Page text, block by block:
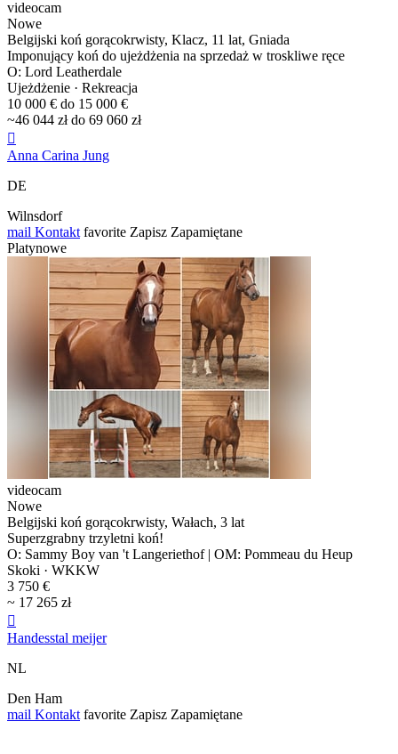
videocam
Nowe
Belgijski koń gorącokrwisty, Klacz, 11 lat, Gniada
Imponujący koń do ujeżdżenia na sprzedaż w troskliwe ręce
O: Lord Leatherdale
Ujeżdżenie · Rekreacja
10 000 € do 15 000 €
~46 044 zł do 69 060 zł

Anna Carina Jung
DE
Wilnsdorf
mail Kontakt favorite Zapisz Zapamiętane
Platynowe
videocam
Nowe
Belgijski koń gorącokrwisty, Wałach, 3 lat
Superzgrabny trzyletni koń!
O: Sammy Boy van 't Langeriethof | OM: Pommeau du Heup
Skoki · WKKW
3 750 €
~ 17 265 zł

Handesstal meijer
NL
Den Ham
mail Kontakt favorite Zapisz Zapamiętane